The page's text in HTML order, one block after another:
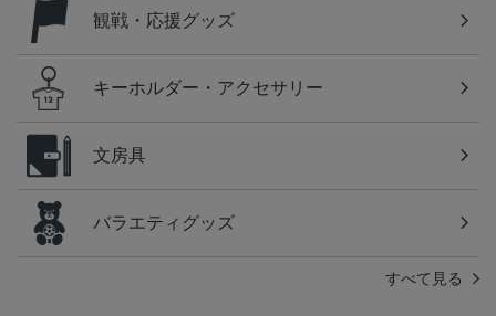
観戦・応援グッズ
キーホルダー・アクセサリー
文房具
バラエティグッズ
すべて見る